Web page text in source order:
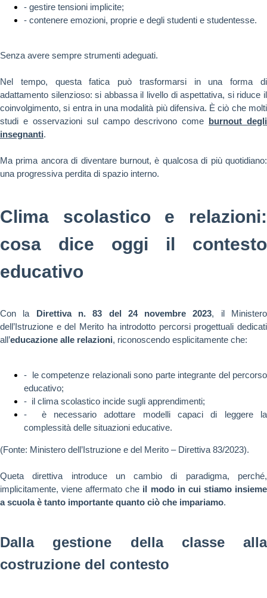
- gestire tensioni implicite;
- contenere emozioni, proprie e degli studenti e studentesse.
Senza avere sempre strumenti adeguati.
Nel tempo, questa fatica può trasformarsi in una forma di
adattamento silenzioso: si abbassa il livello di aspettativa, si riduce il
coinvolgimento, si entra in una modalità più difensiva. È ciò che molti
studi e osservazioni sul campo descrivono come burnout degli
insegnanti.
Ma prima ancora di diventare burnout, è qualcosa di più quotidiano:
una progressiva perdita di spazio interno.
Clima scolastico e relazioni:
cosa dice oggi il contesto
educativo
Con la Direttiva n. 83 del 24 novembre 2023, il Ministero
dell’Istruzione e del Merito ha introdotto percorsi progettuali dedicati
all’educazione alle relazioni, riconoscendo esplicitamente che:
- le competenze relazionali sono parte integrante del percorso
educativo;
- il clima scolastico incide sugli apprendimenti;
- è necessario adottare modelli capaci di leggere la
complessità delle situazioni educative.
(Fonte: Ministero dell’Istruzione e del Merito – Direttiva 83/2023).
Queta direttiva introduce un cambio di paradigma, perché,
implicitamente, viene affermato che il modo in cui stiamo insieme
a scuola è tanto importante quanto ciò che impariamo.
Dalla gestione della classe alla
costruzione del contesto